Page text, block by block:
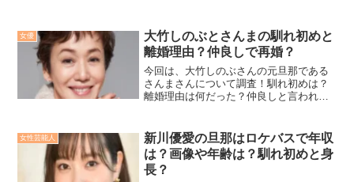
めて調べてみました！
女優
大竹しのぶとさんまの馴れ初めと
離婚理由？仲良しで再婚？
今回は、大竹しのぶさんの元旦那である
さんまさんについて調査！馴れ初めは？
離婚理由は何だった？仲良しと言われて
女性芸能人
新川優愛の旦那はロケバスで年収
は？画像や年齢は？馴れ初めと身
長？